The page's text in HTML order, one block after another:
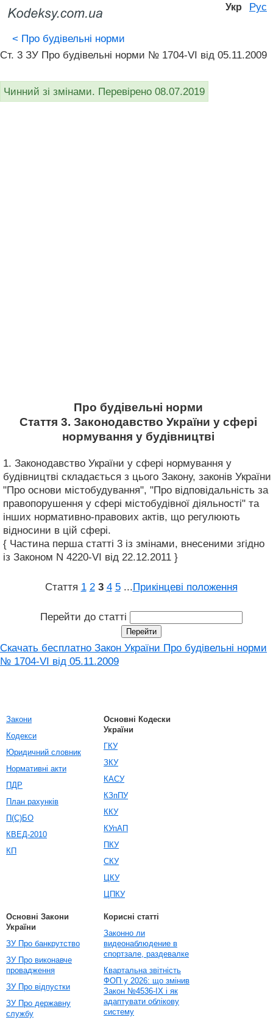
Укр Рус
< Про будівельні норми
Ст. 3 ЗУ Про будівельні норми № 1704-VI від 05.11.2009
Чинний зі змінами. Перевірено 08.07.2019
Про будівельні норми
Стаття 3. Законодавство України у сфері
нормування у будівництві
1. Законодавство України у сфері нормування у
будівництві складається з цього Закону, законів України
"Про основи містобудування", "Про відповідальність за
правопорушення у сфері містобудівної діяльності" та
інших нормативно-правових актів, що регулюють
відносини в цій сфері.
{ Частина перша статті 3 із змінами, внесеними згідно
із Законом N 4220-VI від 22.12.2011 }
Стаття 1 2 3 4 5 ...Прикінцеві положення
Перейти до статті
Скачать бесплатно Закон України Про будівельні норми
№ 1704-VI від 05.11.2009
Закони
Кодекси
Юридичний словник
Нормативні акти
ПДР
План рахунків
П(С)БО
КВЕД-2010
КП
Основні Кодески
України
ГКУ
ЗКУ
КАСУ
КЗпПУ
ККУ
КУпАП
ПКУ
СКУ
ЦКУ
ЦПКУ
Основні Закони
України
ЗУ Про банкрутство
ЗУ Про виконавче
провадження
ЗУ Про відпустки
ЗУ Про державну
службу
Корисні статті
Законно ли
видеонаблюдение в
спортзале, раздевалке
Квартальна звітність
ФОП у 2026: що змінив
Закон №4536-IX і як
адаптувати облікову
систему